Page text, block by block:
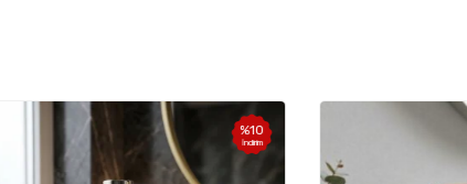
% 10
İndirim